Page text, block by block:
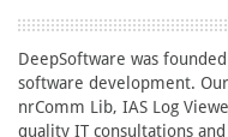
DeepSoftware was
software development.
nrComm Lib, IAS Log
quality IT consultations